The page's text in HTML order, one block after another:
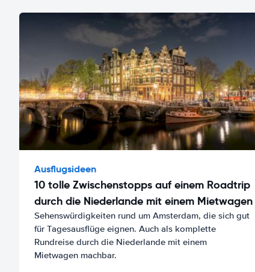
Ausflugsideen
10 tolle Zwischenstopps auf einem Roadtrip
durch die Niederlande mit einem Mietwagen
Sehenswürdigkeiten rund um Amsterdam, die sich gut
für Tagesausflüge eignen. Auch als komplette
Rundreise durch die Niederlande mit einem
Mietwagen machbar.